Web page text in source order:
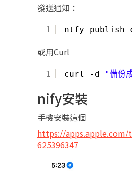
發送通知：
1 ntfy publish
或用Curl
1 curl -d "備份
nify安裝
手機安裝這個
https://
625396347